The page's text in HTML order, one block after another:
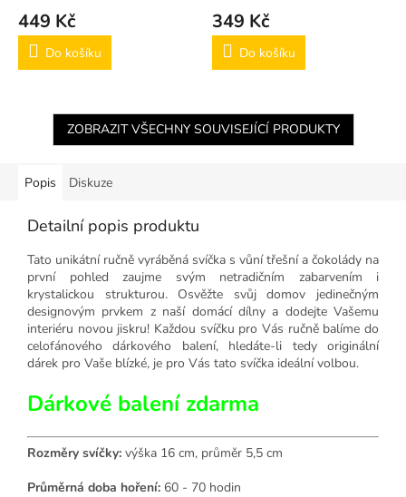
449 Kč
Do košíku
349 Kč
Do košíku
ZOBRAZIT VŠECHNY SOUVISEJÍCÍ PRODUKTY
Popis Diskuze
Detailní popis produktu
Tato unikátní ručně vyráběná svíčka s vůní třešní a čokolády na
první pohled zaujme svým netradičním zabarvením i
krystalickou strukturou. Osvěžte svůj domov jedinečným
designovým prvkem z naší domácí dílny a dodejte Vašemu
interiéru novou jiskru! Každou svíčku pro Vás ručně balíme do
celofánového dárkového balení, hledáte-li tedy originální
dárek pro Vaše blízké, je pro Vás tato svíčka ideální volbou.
Dárkové balení zdarma
Rozměry svíčky: výška 16 cm, průměr 5,5 cm
Průměrná doba hoření: 60 - 70 hodin